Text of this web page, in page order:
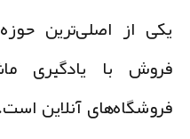
از اصلی‌ترین
با یادگیری
آنلاین است.